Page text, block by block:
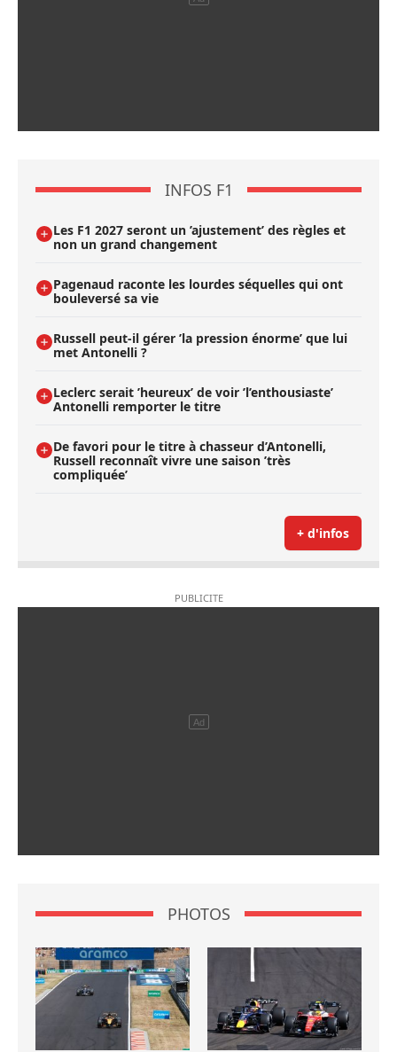
INFOS F1
Les F1 2027 seront un ’ajustement’ des règles et
non un grand changement
Pagenaud raconte les lourdes séquelles qui ont
bouleversé sa vie
Russell peut-il gérer ’la pression énorme’ que lui
met Antonelli ?
Leclerc serait ’heureux’ de voir ’l’enthousiaste’
Antonelli remporter le titre
De favori pour le titre à chasseur d’Antonelli,
Russell reconnaît vivre une saison ’très
compliquée’
+ d'infos
PHOTOS